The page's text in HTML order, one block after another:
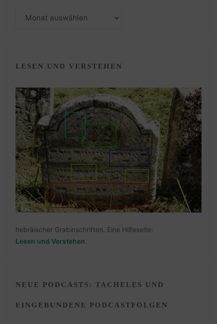
Monatsarchiv
LESEN UND VERSTEHEN
hebräischer Grabinschriften. Eine Hilfeseite:
Lesen und Verstehen
NEUE PODCASTS: TACHELES UND
EINGEBUNDENE PODCASTFOLGEN